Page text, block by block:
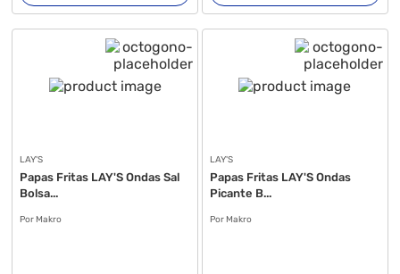
LAY'S
Papas Fritas LAY'S Ondas Sal
Bolsa...
Por Makro
LAY'S
Papas Fritas LAY'S Ondas
Picante B...
Por Makro